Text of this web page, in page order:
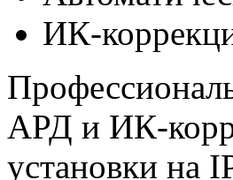
ИК-
АРД и ИК-
установки на